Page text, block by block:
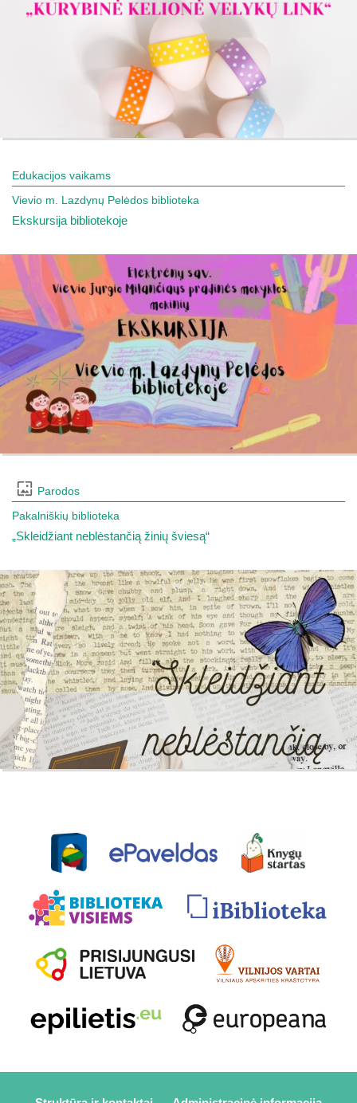
Edukacijos vaikams
Vievio m. Lazdynų Pelėdos biblioteka
Ekskursija bibliotekoje
Parodos
Pakalniškių biblioteka
„Skleidžiant neblėstančią žinių šviesą“